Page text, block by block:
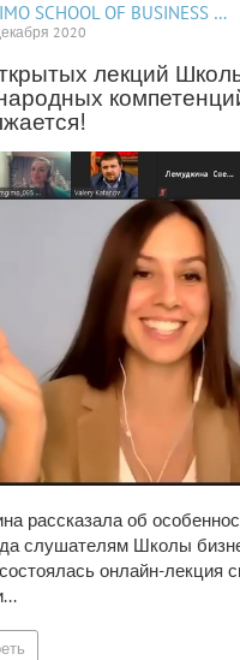
MGIMO SCHOOL OF BUSINESS AND INTERNATIONAL PROFICIENCY
2020
лекций
рассказала об
слушателям Школы
онлайн-лекция